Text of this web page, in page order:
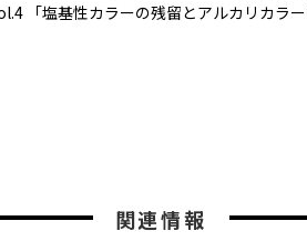
「塩基性カラーの残留とアルカリカラー
関連情報